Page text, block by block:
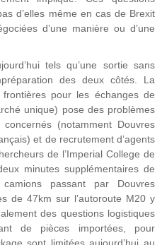
d’elles même en cas de Brexit
d’une manière ou d’une
tels qu’une sortie sans
des deux côtés. La
pour les échanges de
unique) pose des problèmes
(notamment Douvres
et de recrutement d’agents
de l’Imperial College de
minutes supplémentaires de
passant par Douvres
de 47km sur l’autoroute M20 y
des questions logistiques
de pièces importées, pour